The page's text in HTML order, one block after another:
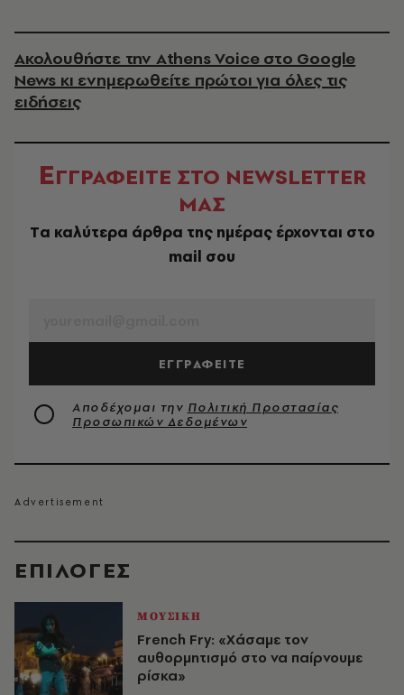
EΠΙΛΟΓΈΣ
ΜΟΥΣΙΚΗ
French Fry: «Χάσαμε τον
αυθορμητισμό στο να παίρνουμε
ρίσκα»
Ακολουθήστε την Athens Voice στο Google
News κι ενημερωθείτε πρώτοι για όλες τις
ειδήσεις
ΕΓΓΡΑΦΕΙΤΕ ΣΤΟ NEWSLETTER
ΜΑΣ
Tα καλύτερα άρθρα της ημέρας έρχονται στο
mail σου
ΕΓΓΡΑΦΕΙΤΕ
Αποδέχομαι την Πολιτική Προστασίας
Προσωπικών Δεδομένων